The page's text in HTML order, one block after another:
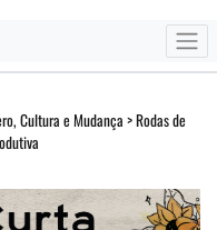
Cultura e Mudança >Rodas de